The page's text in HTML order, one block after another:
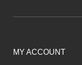
MY ACCOUNT